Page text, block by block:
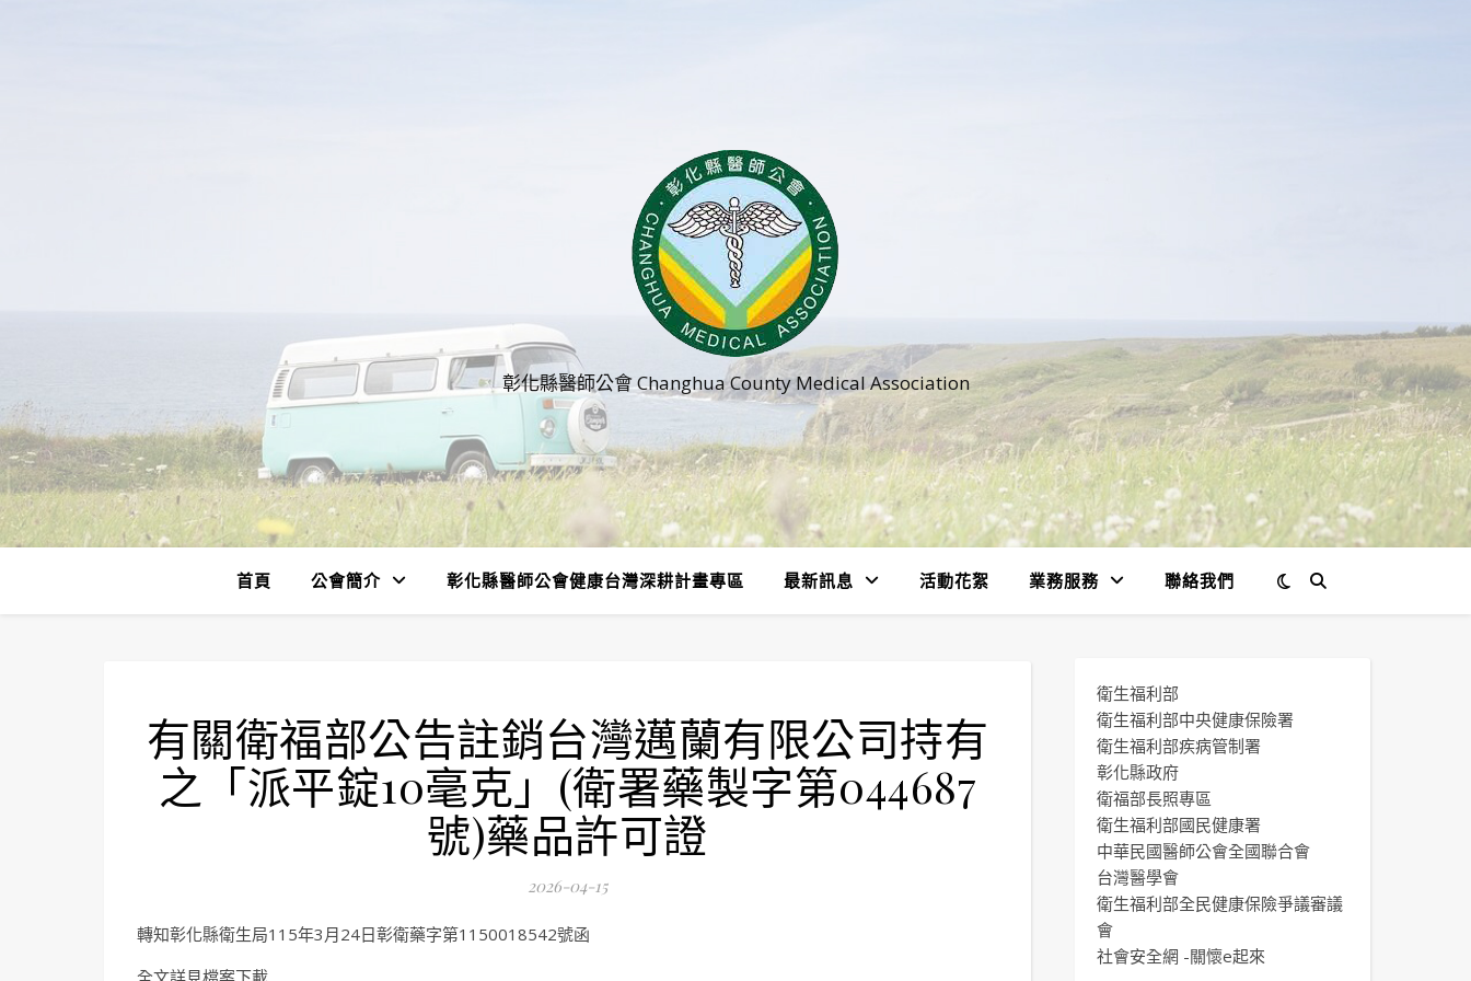
彰化縣醫師公會 Changhua County Medical Association
首頁 公會簡介 彰化縣醫師公會健康台灣深耕計畫專區 最新訊息 活動花絮 業務服務 聯絡我們
有關衛福部公告註銷台灣邁蘭有限公司持有
之「派平錠10毫克」(衛署藥製字第044687
號)藥品許可證
2026-04-15
轉知彰化縣衛生局115年3月24日彰衛藥字第1150018542號函
全文詳見檔案下載
衛生福利部
衛生福利部中央健康保險署
衛生福利部疾病管制署
彰化縣政府
衛福部長照專區
衛生福利部國民健康署
中華民國醫師公會全國聯合會
台灣醫學會
衛生福利部全民健康保險爭議審議
會
社會安全網 -關懷e起來